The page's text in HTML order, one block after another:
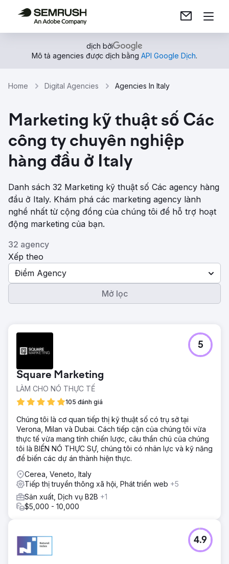
dịch bởi
Mô tả agencies được dịch bằng API Google Dịch.
Home Digital Agencies Agencies In Italy
Marketing kỹ thuật số Các
công ty chuyên nghiệp
hàng đầu ở Italy
Danh sách 32 Marketing kỹ thuật số Các agency hàng
đầu ở Italy. Khám phá các marketing agency lành
nghề nhất từ ​​cộng đồng của chúng tôi để hỗ trợ hoạt
động marketing của bạn.
32 agency
Xếp theo
Điểm Agency
Mở lọc
Square Marketing
LÀM CHO NÓ THỰC TẾ
105 đánh giá
5
Chúng tôi là cơ quan tiếp thị kỹ thuật số có trụ sở tại
Verona, Milan và Dubai. Cách tiếp cận của chúng tôi vừa
thực tế vừa mang tính chiến lược, câu thần chú của chúng
tôi là BIẾN NÓ THỰC SỰ, chúng tôi có nhân lực và kỹ năng
để biến các dự án thành hiện thực.
Cerea, Veneto, Italy
Tiếp thị truyền thông xã hội, Phát triển web +5
Sản xuất, Dịch vụ B2B +1
$5,000 - 10,000
4.9